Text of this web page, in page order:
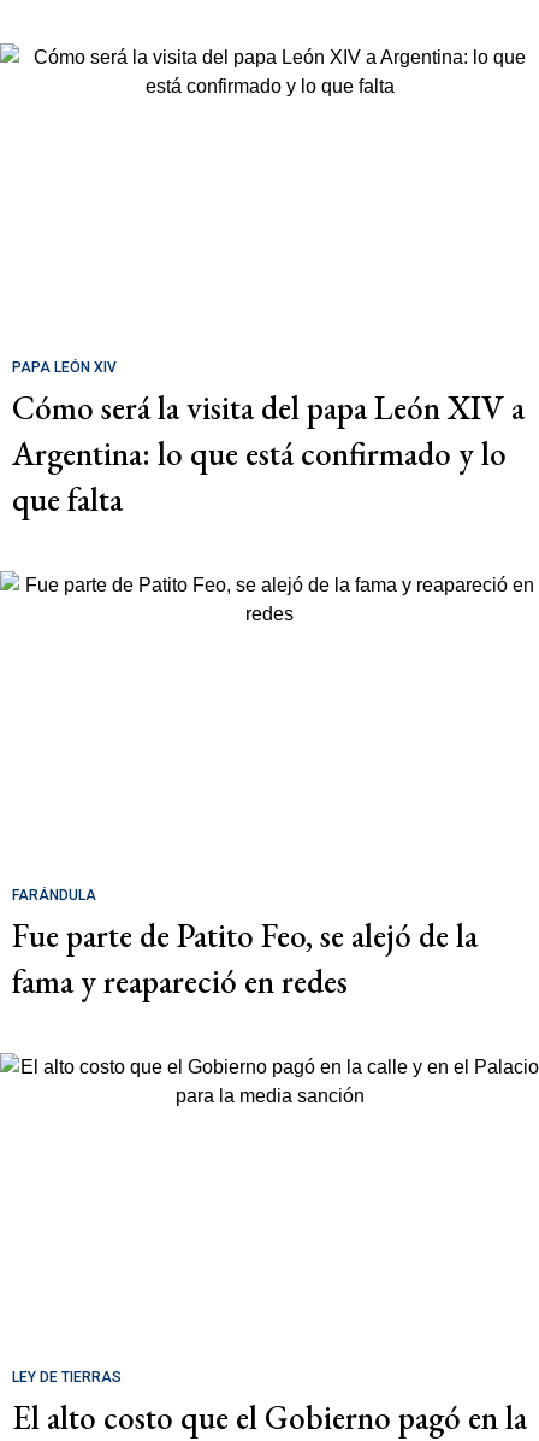
PAPA LEÓN XIV
Cómo será la visita del papa León XIV a
Argentina: lo que está confirmado y lo
que falta
FARÁNDULA
Fue parte de Patito Feo, se alejó de la
fama y reapareció en redes
LEY DE TIERRAS
El alto costo que el Gobierno pagó en la